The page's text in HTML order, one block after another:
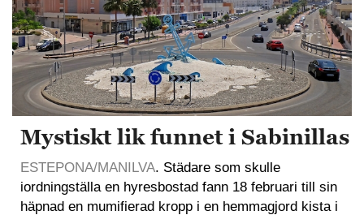
Mystiskt lik funnet i Sabinillas
ESTEPONA/MANILVA. Städare som skulle
iordningställa en hyresbostad fann 18 februari till sin
häpnad en mumifierad kropp i en hemmagjord kista i